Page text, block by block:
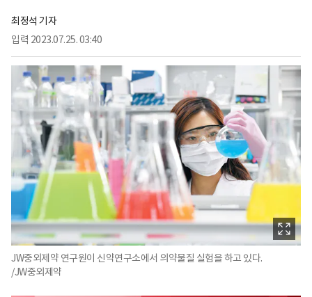
최정석 기자
입력 2023.07.25. 03:40
JW중외제약 연구원이 신약연구소에서 의약물질 실험을 하고 있다.
/JW중외제약